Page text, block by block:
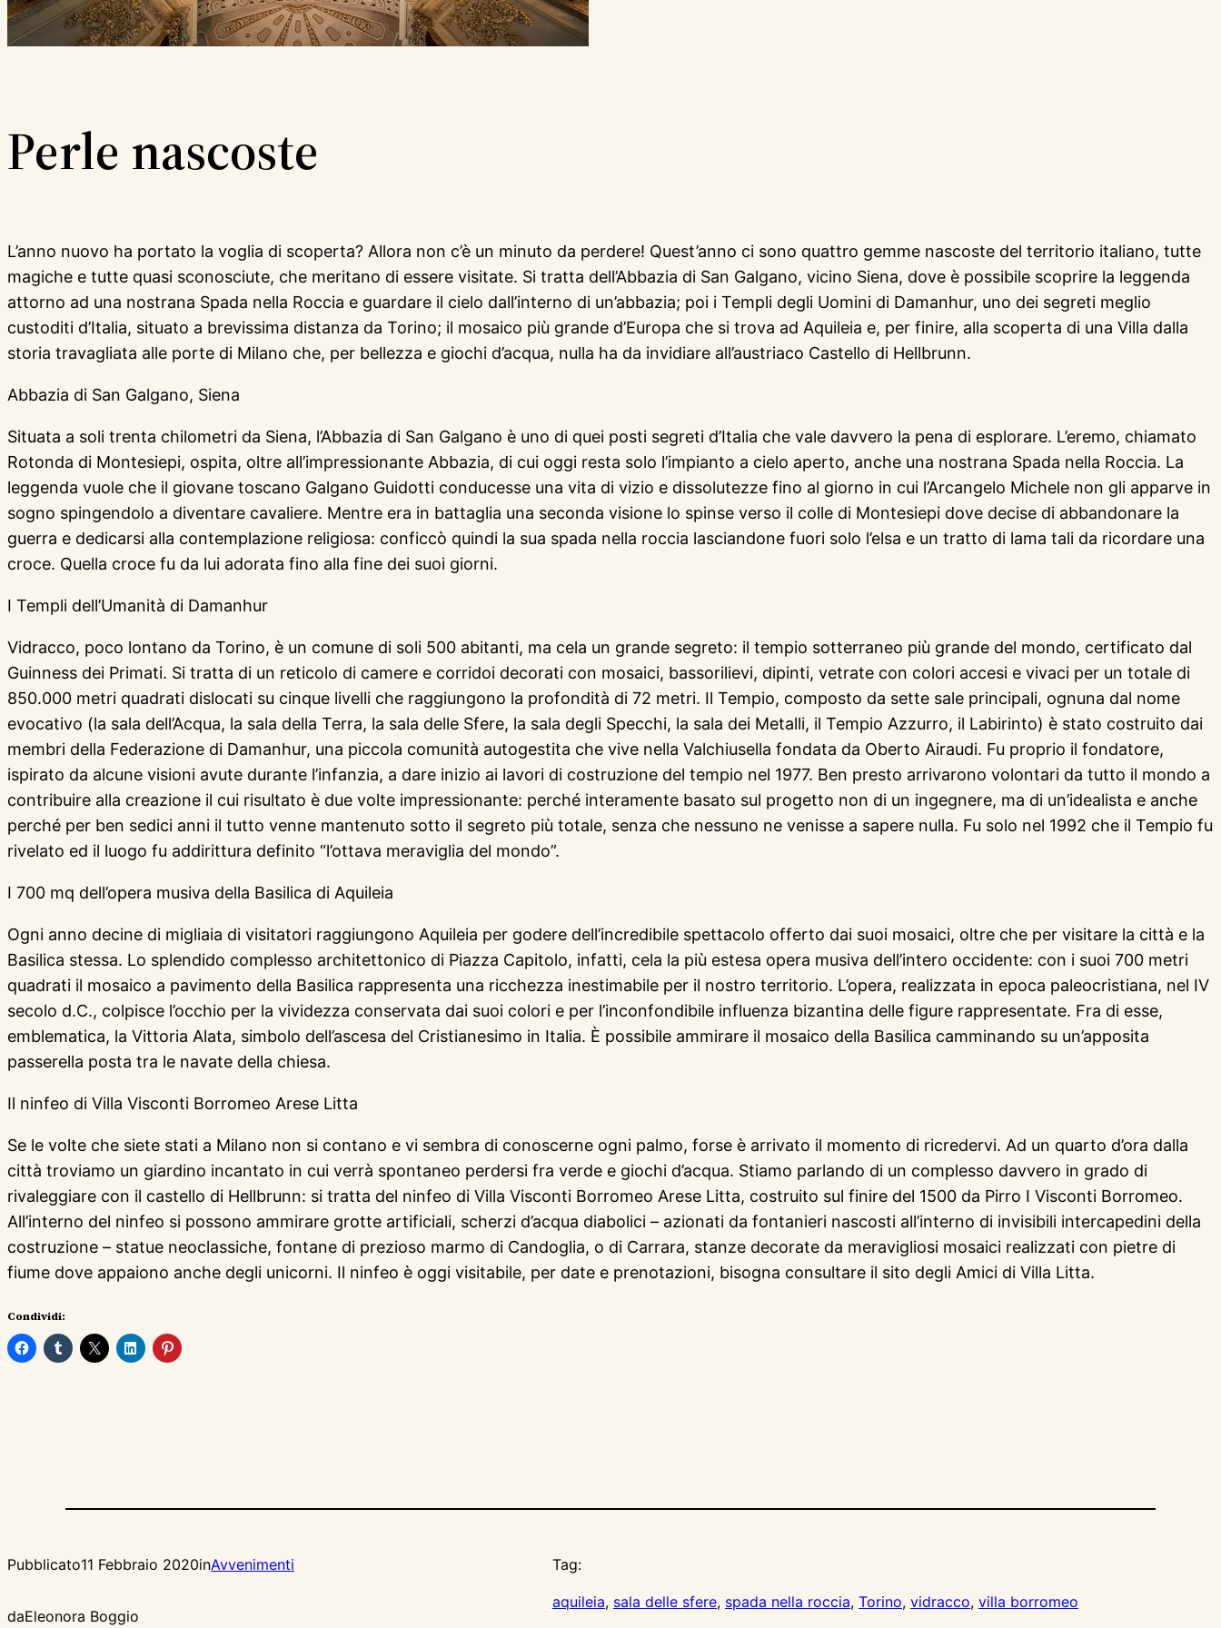
Perle nascoste
L’anno nuovo ha portato la voglia di scoperta? Allora non c’è un minuto da perdere! Quest’anno ci sono quattro gemme nascoste del territorio italiano, tutte
magiche e tutte quasi sconosciute, che meritano di essere visitate. Si tratta dell’Abbazia di San Galgano, vicino Siena, dove è possibile scoprire la leggenda
attorno ad una nostrana Spada nella Roccia e guardare il cielo dall’interno di un’abbazia; poi i Templi degli Uomini di Damanhur, uno dei segreti meglio
custoditi d’Italia, situato a brevissima distanza da Torino; il mosaico più grande d’Europa che si trova ad Aquileia e, per finire, alla scoperta di una Villa dalla
storia travagliata alle porte di Milano che, per bellezza e giochi d’acqua, nulla ha da invidiare all’austriaco Castello di Hellbrunn.
Abbazia di San Galgano, Siena
Situata a soli trenta chilometri da Siena, l’Abbazia di San Galgano è uno di quei posti segreti d’Italia che vale davvero la pena di esplorare. L’eremo, chiamato
Rotonda di Montesiepi, ospita, oltre all’impressionante Abbazia, di cui oggi resta solo l’impianto a cielo aperto, anche una nostrana Spada nella Roccia. La
leggenda vuole che il giovane toscano Galgano Guidotti conducesse una vita di vizio e dissolutezze fino al giorno in cui l’Arcangelo Michele non gli apparve in
sogno spingendolo a diventare cavaliere. Mentre era in battaglia una seconda visione lo spinse verso il colle di Montesiepi dove decise di abbandonare la
guerra e dedicarsi alla contemplazione religiosa: conficcò quindi la sua spada nella roccia lasciandone fuori solo l’elsa e un tratto di lama tali da ricordare una
croce. Quella croce fu da lui adorata fino alla fine dei suoi giorni.
I Templi dell’Umanità di Damanhur
Vidracco, poco lontano da Torino, è un comune di soli 500 abitanti, ma cela un grande segreto: il tempio sotterraneo più grande del mondo, certificato dal
Guinness dei Primati. Si tratta di un reticolo di camere e corridoi decorati con mosaici, bassorilievi, dipinti, vetrate con colori accesi e vivaci per un totale di
850.000 metri quadrati dislocati su cinque livelli che raggiungono la profondità di 72 metri. Il Tempio, composto da sette sale principali, ognuna dal nome
evocativo (la sala dell’Acqua, la sala della Terra, la sala delle Sfere, la sala degli Specchi, la sala dei Metalli, il Tempio Azzurro, il Labirinto) è stato costruito dai
membri della Federazione di Damanhur, una piccola comunità autogestita che vive nella Valchiusella fondata da Oberto Airaudi. Fu proprio il fondatore,
ispirato da alcune visioni avute durante l’infanzia, a dare inizio ai lavori di costruzione del tempio nel 1977. Ben presto arrivarono volontari da tutto il mondo a
contribuire alla creazione il cui risultato è due volte impressionante: perché interamente basato sul progetto non di un ingegnere, ma di un’idealista e anche
perché per ben sedici anni il tutto venne mantenuto sotto il segreto più totale, senza che nessuno ne venisse a sapere nulla. Fu solo nel 1992 che il Tempio fu
rivelato ed il luogo fu addirittura definito “l’ottava meraviglia del mondo”.
I 700 mq dell’opera musiva della Basilica di Aquileia
Ogni anno decine di migliaia di visitatori raggiungono Aquileia per godere dell’incredibile spettacolo offerto dai suoi mosaici, oltre che per visitare la città e la
Basilica stessa. Lo splendido complesso architettonico di Piazza Capitolo, infatti, cela la più estesa opera musiva dell’intero occidente: con i suoi 700 metri
quadrati il mosaico a pavimento della Basilica rappresenta una ricchezza inestimabile per il nostro territorio. L’opera, realizzata in epoca paleocristiana, nel IV
secolo d.C., colpisce l’occhio per la vividezza conservata dai suoi colori e per l’inconfondibile influenza bizantina delle figure rappresentate. Fra di esse,
emblematica, la Vittoria Alata, simbolo dell’ascesa del Cristianesimo in Italia. È possibile ammirare il mosaico della Basilica camminando su un’apposita
passerella posta tra le navate della chiesa.
Il ninfeo di Villa Visconti Borromeo Arese Litta
Se le volte che siete stati a Milano non si contano e vi sembra di conoscerne ogni palmo, forse è arrivato il momento di ricredervi. Ad un quarto d’ora dalla
città troviamo un giardino incantato in cui verrà spontaneo perdersi fra verde e giochi d’acqua. Stiamo parlando di un complesso davvero in grado di
rivaleggiare con il castello di Hellbrunn: si tratta del ninfeo di Villa Visconti Borromeo Arese Litta, costruito sul finire del 1500 da Pirro I Visconti Borromeo.
All’interno del ninfeo si possono ammirare grotte artificiali, scherzi d’acqua diabolici – azionati da fontanieri nascosti all’interno di invisibili intercapedini della
costruzione – statue neoclassiche, fontane di prezioso marmo di Candoglia, o di Carrara, stanze decorate da meravigliosi mosaici realizzati con pietre di
fiume dove appaiono anche degli unicorni. Il ninfeo è oggi visitabile, per date e prenotazioni, bisogna consultare il sito degli Amici di Villa Litta.
Condividi:
Pubblicato11 Febbraio 2020inAvvenimenti
daEleonora Boggio
Tag:
aquileia, sala delle sfere, spada nella roccia, Torino, vidracco, villa borromeo